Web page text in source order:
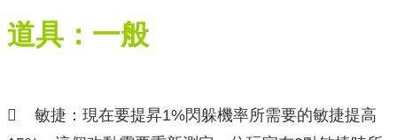
道具：一般
 敏捷：現在要提昇1%閃躲機率所需要的敏捷提高